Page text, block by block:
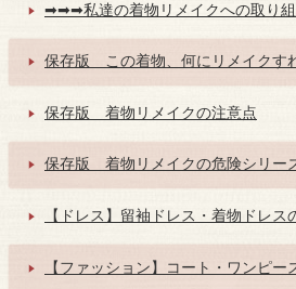
➡➡➡私達の着物リメイクへの取り
保存版 この着物、何にリメイクす
保存版 着物リメイクの注意点
保存版 着物リメイクの危険シリー
【ドレス】留袖ドレス・着物ドレス
【ファッション】コート・ワンピー